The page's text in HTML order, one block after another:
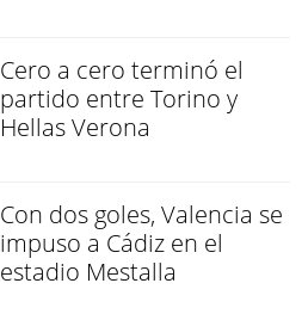
Cero a cero terminó el
partido entre Torino y
Hellas Verona
Con dos goles, Valencia se
impuso a Cádiz en el
estadio Mestalla